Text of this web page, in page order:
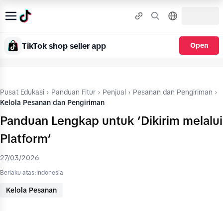
TikTok shop seller app Open
Pusat Edukasi › Panduan Fitur › Penjual › Pesanan dan Pengiriman ›
Kelola Pesanan dan Pengiriman
Panduan Lengkap untuk ‘Dikirim melalui
Platform’
27/03/2026
Berlaku atas:Indonesia
Kelola Pesanan